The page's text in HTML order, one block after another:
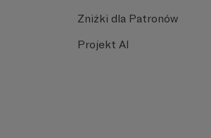
Zniżki dla Patronów
Projekt AI